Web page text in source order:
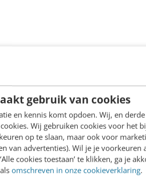
gebruik van cookies
en kennis komt opdoen. Wij, en
Wij gebruiken cookies voor het
op te slaan, maar ook voor
van advertenties). Wil je je voorkeuren
cookies toestaan’ te klikken, ga je
omschreven in onze cookieverklaring.